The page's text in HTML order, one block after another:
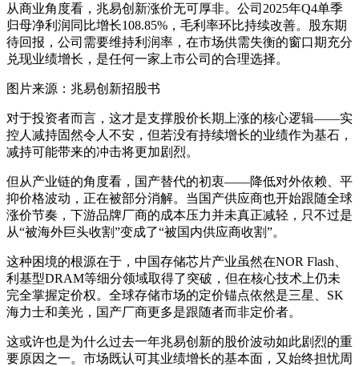
从商业角度看，兆易创新涨价无可厚非。公司2025年Q4单季
归母净利润同比增长108.85%，毛利率环比持续改善。股东期
待回报，公司需要维持利润率，在市场供需失衡的窗口期充分
兑现业绩增长，是任何一家上市公司的合理选择。
图片来源：兆易创新招股书
对于投资者而言，这才是支撑股价长期上涨的核心逻辑——实
控人减持固然令人不安，但若没有持续增长的业绩作为基石，
减持可能带来的冲击将更加剧烈。
但从产业链的角度看，国产替代的初衷——降低对外依赖、平
抑价格波动，正在被部分消解。当国产供应商也开始跟随全球
涨价节奏，下游品牌厂商的成本压力并未真正减轻，只不过是
从“被海外巨头收割”变成了“被国内供应商收割”。
这种困境的根源在于，中国存储芯片产业虽然在NOR Flash、
利基型DRAM等细分领域取得了突破，但在核心技术上仍未
完全掌握定价权。全球存储市场的定价锚点依然是三星、SK
海力士和美光，国产厂商更多是跟随者而非定价者。
这或许也是为什么过去一年兆易创新的股价波动如此剧烈的重
要原因之一。市场既认可其业绩增长的基本面，又始终担忧周